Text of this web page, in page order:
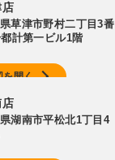
草津市野村二丁目3番
計第一ビル1階
を開く
湖南市平松北1丁目4